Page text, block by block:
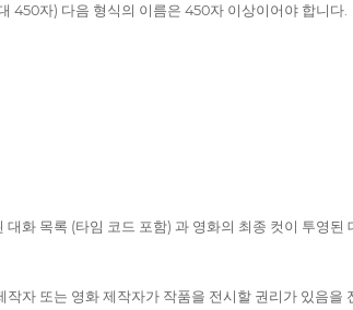
450자) 다음 형식의 이름은 450자 이상이어야 합니다.
화 목록 (타임 코드 포함) 과 영화의 최종 컷이 투영된
자 또는 영화 제작자가 작품을 전시할 권리가 있음